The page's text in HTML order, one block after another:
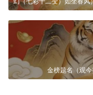
金榜题名（观